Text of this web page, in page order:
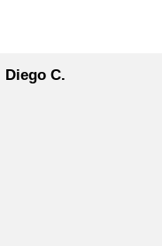
Diego C.